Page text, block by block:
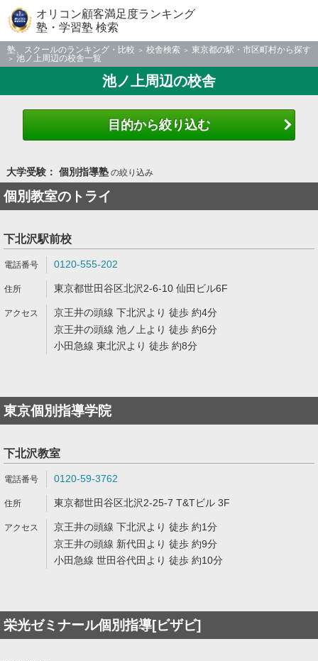
オリコン顧客満足度ランキング
塾・学習塾 検索
塾、スクールのランキング・比較 校舎検索
東京都の駅・市区町村から探す
池ノ上周辺の校舎一覧
池ノ上周辺の校舎
目的から絞り込む
大学受験： 個別指導塾の絞り込み
個別教室のトライ
下北沢駅前校
0120-555-202
東京都世田谷区北沢2-6-10 仙田ビル6F
京王井の頭線 下北沢より 徒歩 約4分
京王井の頭線 池ノ上より 徒歩 約6分
小田急線 東北沢より 徒歩 約8分
東京個別指導学院
下北沢教室
0120-59-3762
東京都世田谷区北沢2-25-7 T&Tビル 3F
京王井の頭線 下北沢より 徒歩 約1分
京王井の頭線 新代田より 徒歩 約9分
小田急線 世田谷代田より 徒歩 約10分
栄光ゼミナール個別指導[ビザビ]